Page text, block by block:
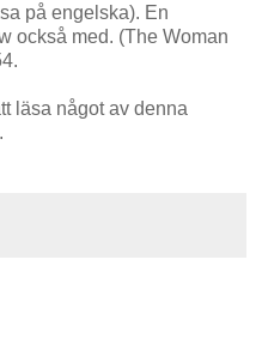
på engelska). En
också med. (The Woman
läsa något av denna